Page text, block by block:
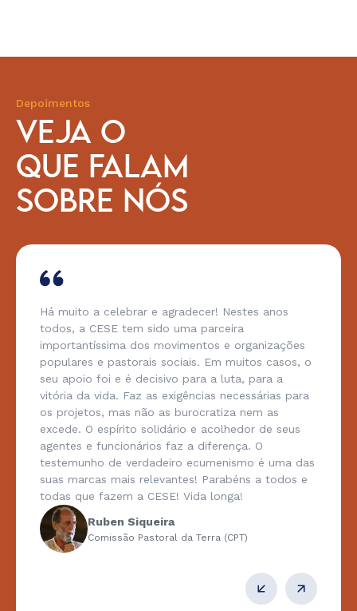
Depoimentos
VEJA O
QUE FALAM
SOBRE NÓS
Há muito a celebrar e agradecer! Nestes anos
todos, a CESE tem sido uma parceira
importantíssima dos movimentos e organizações
populares e pastorais sociais. Em muitos casos, o
seu apoio foi e é decisivo para a luta, para a
vitória da vida. Faz as exigências necessárias para
os projetos, mas não as burocratiza nem as
excede. O espírito solidário e acolhedor de seus
agentes e funcionários faz a diferença. O
testemunho de verdadeiro ecumenismo é uma das
suas marcas mais relevantes! Parabéns a todos e
todas que fazem a CESE! Vida longa!
Ruben Siqueira
Comissão Pastoral da Terra (CPT)